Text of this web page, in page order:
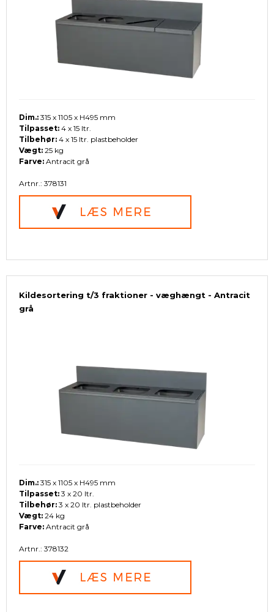
Dim.: 315 x 1105 x H495 mm
Tilpasset: 4 x 15 ltr.
Tilbehør: 4 x 15 ltr. plastbeholder
Vægt: 25 kg
Farve: Antracit grå
Artnr.: 378131
Kildesortering t/3 fraktioner - væghængt - Antracit
grå
Dim.: 315 x 1105 x H495 mm
Tilpasset: 3 x 20 ltr.
Tilbehør: 3 x 20 ltr. plastbeholder
Vægt: 24 kg
Farve: Antracit grå
Artnr.: 378132